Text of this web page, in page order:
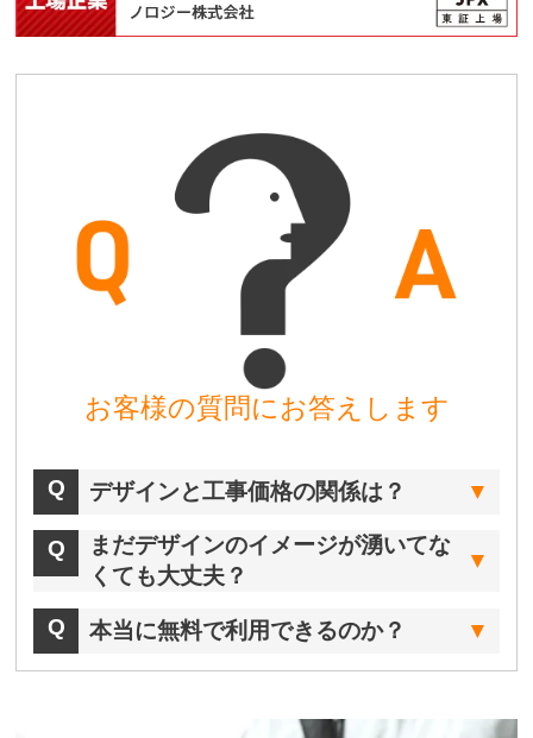
お客様の質問にお答えします
デザインと工事価格の関係は？
まだデザインのイメージが湧いてな
くても大丈夫？
本当に無料で利用できるのか？